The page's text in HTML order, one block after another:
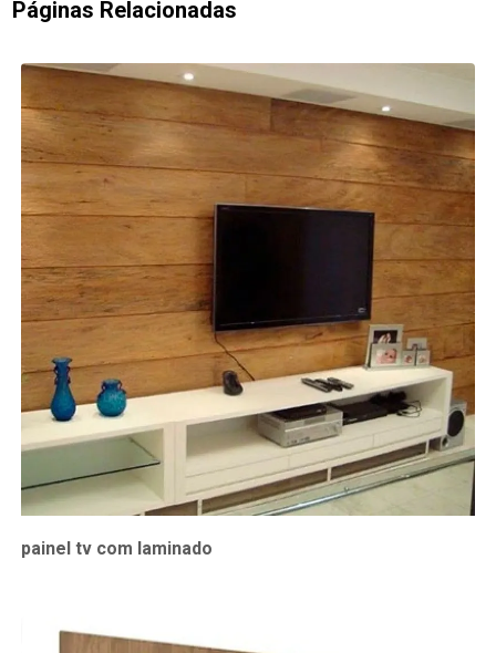
Páginas Relacionadas
painel tv com laminado